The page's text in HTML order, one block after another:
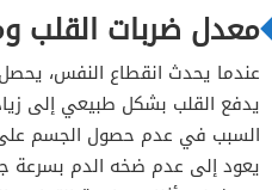
معدل ضربات القلب
عندما يحدث انقطاع النفس،
يدفع القلب بشكل طبيعي إلى
السبب في عدم حصول الجسم
يعود إلى عدم ضخه الدم بسرعة